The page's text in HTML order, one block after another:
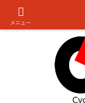
メニュー